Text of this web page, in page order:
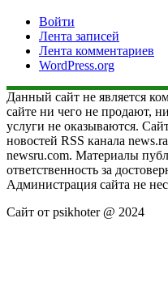
Войти
Лента записей
Лента комментариев
WordPress.org
Данный сайт не является
сайте ни чего не продают,
услуги не оказываются.
новостей RSS канала
newsru.com. Материалы
ответственность за
Администрация сайта не
Сайт от psikhoter @ 2024